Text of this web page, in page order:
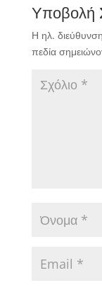
Υποβολή
Η ηλ.
πεδία